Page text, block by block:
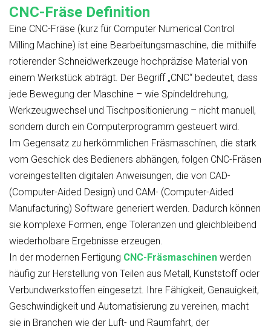
CNC-Fräse Definition
Eine CNC-Fräse (kurz für Computer Numerical Control
Milling Machine) ist eine Bearbeitungsmaschine, die mithilfe
rotierender Schneidwerkzeuge hochpräzise Material von
einem Werkstück abträgt. Der Begriff „CNC“ bedeutet, dass
jede Bewegung der Maschine – wie Spindeldrehung,
Werkzeugwechsel und Tischpositionierung – nicht manuell,
sondern durch ein Computerprogramm gesteuert wird.
Im Gegensatz zu herkömmlichen Fräsmaschinen, die stark
vom Geschick des Bedieners abhängen, folgen CNC-Fräsen
voreingestellten digitalen Anweisungen, die von CAD-
(Computer-Aided Design) und CAM- (Computer-Aided
Manufacturing) Software generiert werden. Dadurch können
sie komplexe Formen, enge Toleranzen und gleichbleibend
wiederholbare Ergebnisse erzeugen.
In der modernen Fertigung CNC-Fräsmaschinen werden
häufig zur Herstellung von Teilen aus Metall, Kunststoff oder
Verbundwerkstoffen eingesetzt. Ihre Fähigkeit, Genauigkeit,
Geschwindigkeit und Automatisierung zu vereinen, macht
sie in Branchen wie der Luft- und Raumfahrt, der